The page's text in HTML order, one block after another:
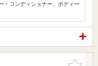
・コンディショナー、ボディー
お気に入